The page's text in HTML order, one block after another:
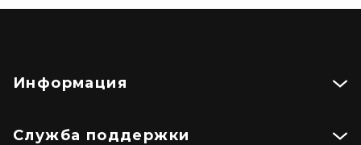
Информация
Служба поддержки